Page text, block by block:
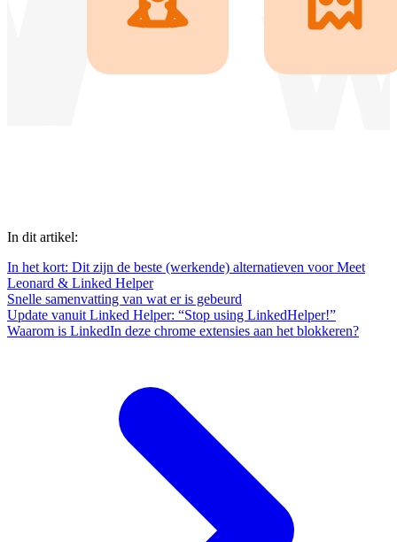
In dit artikel:
In het kort: Dit zijn de beste (werkende) alternatieven voor Meet
Leonard & Linked Helper
Snelle samenvatting van wat er is gebeurd
Update vanuit Linked Helper: “Stop using LinkedHelper!”
Waarom is LinkedIn deze chrome extensies aan het blokkeren?